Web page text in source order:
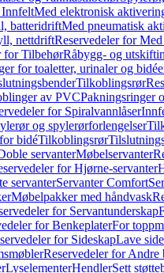
InnfeltMed elektronisk
batteridriftMed pneumatisk
nettdriftReservedeler for
for TilbehørRåbygg- og
for toaletter, urinaler og
Tilkoblingsrør
av PVCPakningsringer
for Spiralvannlåser
og spylerørforlengelser
bidéTilkoblingsrør
servanterMøbelservanter
for Hjørne-servanter
servanterServanter Comfort
Møbelpakker med håndvask
for Servantunderskap
for BenkeplaterFor
for SideskapLave
Reservedeler for Andre
LyselementerHendlerSett